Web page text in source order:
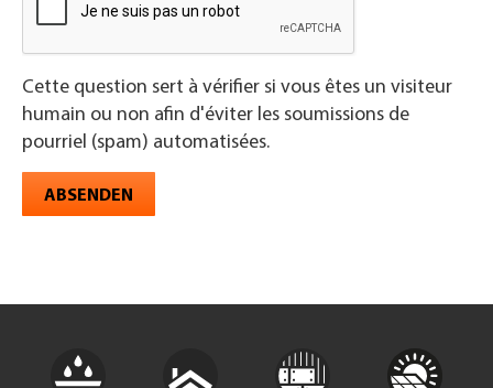
Cette question sert à vérifier si vous êtes un visiteur
humain ou non afin d'éviter les soumissions de
pourriel (spam) automatisées.
ABSENDEN